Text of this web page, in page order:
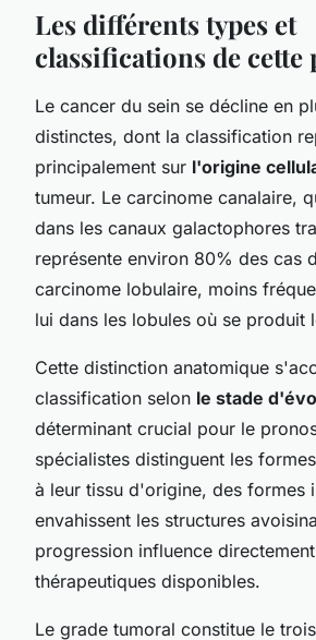
Les différents types et
classifications de cette
Le cancer du sein se décline en
distinctes, dont la classification
principalement sur l'origine
tumeur. Le carcinome canalaire,
dans les canaux galactophores
représente environ 80% des cas
carcinome lobulaire, moins
lui dans les lobules où se produit
Cette distinction anatomique
classification selon le stade
déterminant crucial pour le
spécialistes distinguent les
à leur tissu d'origine, des formes
envahissent les structures
progression influence
thérapeutiques disponibles.
Le grade tumoral constitue le